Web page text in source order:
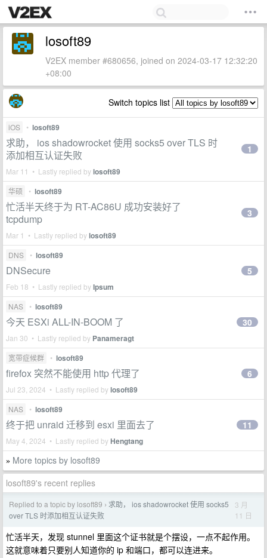
losoft89
V2EX member #680656, joined on 2024-03-17 12:32:20
+08:00
Switch topics list
iOS • losoft89
求助， ios shadowrocket 使用 socks5 over TLS 时
添加相互认证失败
Mar 11 • Lastly replied bylosoft89
1
华硕 • losoft89
忙活半天终于为 RT-AC86U 成功安装好了
tcpdump
Mar 1 • Lastly replied bylosoft89
3
DNS • losoft89
DNSecure
Feb 18 • Lastly replied byIpsum
5
NAS • losoft89
今天 ESXi ALL-IN-BOOM 了
Jan 30 • Lastly replied by Panameragt
30
宽带症候群 • losoft89
firefox 突然不能使用 http 代理了
Jul 23, 2024 • Lastly replied bylosoft89
6
NAS • losoft89
终于把 unraid 迁移到 esxi 里面去了
May 4, 2024 • Lastly replied byHengtang
11
» More topics by losoft89
losoft89's recent replies
Replied to a topic by losoft89 › 求助， ios shadowrocket 使用 socks5
over TLS 时添加相互认证失败
3 月
11 日
忙活半天，发现 stunnel 里面这个证书就是个摆设，一点不起作用。
这就意味着只要别人知道你的 ip 和端口，都可以连进来。